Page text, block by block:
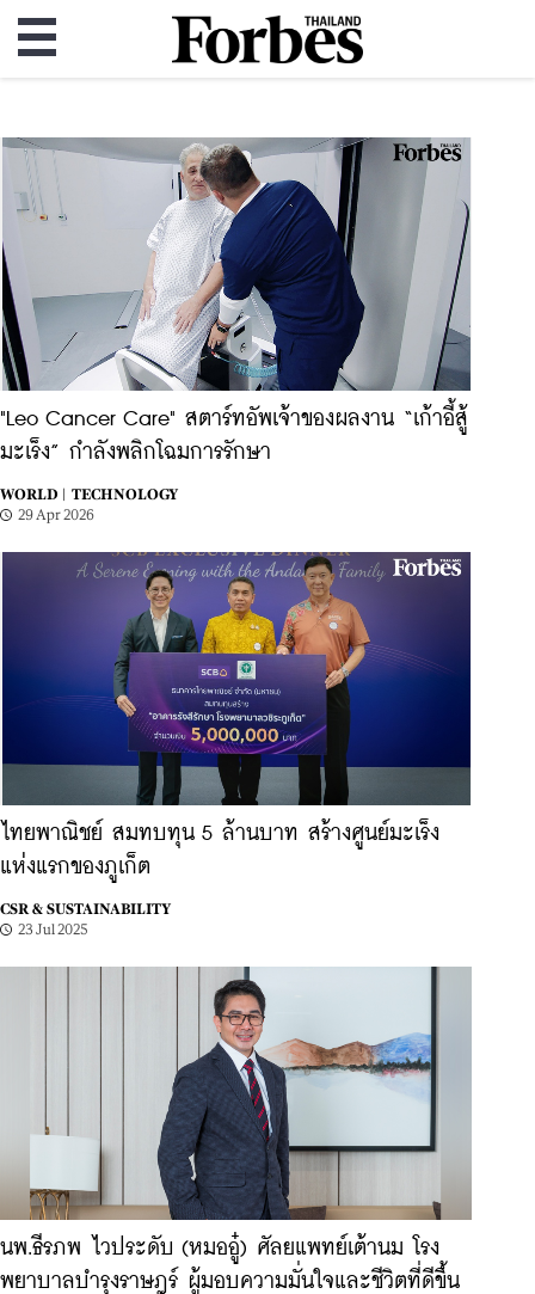
"Leo Cancer Care" สตาร์ทอัพเจ้าของผลงาน “เก้าอี้สู้
มะเร็ง” กำลังพลิกโฉมการรักษา
WORLD |
TECHNOLOGY
29 Apr 2026
ไทยพาณิชย์ สมทบทุน 5 ล้านบาท สร้างศูนย์มะเร็ง
แห่งแรกของภูเก็ต
CSR & SUSTAINABILITY
23 Jul 2025
นพ.ธีรภพ ไวประดับ (หมออู๋) ศัลยแพทย์เต้านม โรง
พยาบาลบำรุงราษฎร์ ผู้มอบความมั่นใจและชีวิตที่ดีขึ้น